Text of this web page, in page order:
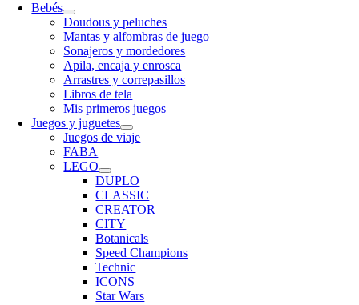
Bebés
Doudous y peluches
Mantas y alfombras de juego
Sonajeros y mordedores
Apila, encaja y enrosca
Arrastres y correpasillos
Libros de tela
Mis primeros juegos
Juegos y juguetes
Juegos de viaje
FABA
LEGO
DUPLO
CLASSIC
CREATOR
CITY
Botanicals
Speed Champions
Technic
ICONS
Star Wars